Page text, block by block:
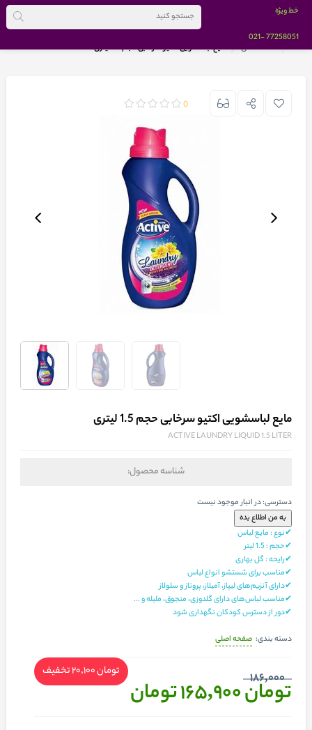
خط ویژه
77258051
-021
خانه
صفحه اصلی مایع لباسشویی اکتیو سرخابی حجم 1.5 لیتری
مایع لباسشویی اکتیو سرخابی حجم 1.5 لیتری
ACTIVE LAUNDRY LIQUID 1.5 LITER
شناسه محصول:
دسترسی:در انبار موجود نیست
✔نوع : مایع لباس
✔حجم : 1.5 لیتر
✔رایحه : گل بهاری
✔مناسب برای شستشو انواع لباس
✔دارای آنزیم‌های لیپاز، آمیلاز، پروتاز و سلولاز
✔مناسب لباس‌های دارای گلدوزی، منجوق، ملیله و ...
✔دور از دسترس کودکان نگهداری شود
دسته بندی: صفحه اصلی
186,000
تومان 165,900 تومان
تومان 20,100 تخفیف
0